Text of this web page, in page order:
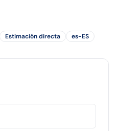
Estimación directa es-ES